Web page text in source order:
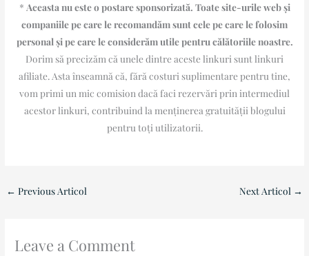
* Aceasta nu este o postare sponsorizată. Toate site-urile web și
companiile pe care le recomandăm sunt cele pe care le folosim
personal și pe care le considerăm utile pentru călătoriile noastre.
Dorim să precizăm că unele dintre aceste linkuri sunt linkuri
afiliate. Asta înseamnă că, fără costuri suplimentare pentru tine,
vom primi un mic comision dacă faci rezervări prin intermediul
acestor linkuri, contribuind la menținerea gratuității blogului
pentru toți utilizatorii.
← Previous Articol Next Articol →
Leave a Comment